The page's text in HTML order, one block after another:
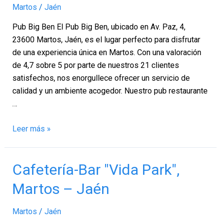
Martos / Jaén
Pub Big Ben El Pub Big Ben, ubicado en Av. Paz, 4,
23600 Martos, Jaén, es el lugar perfecto para disfrutar
de una experiencia única en Martos. Con una valoración
de 4,7 sobre 5 por parte de nuestros 21 clientes
satisfechos, nos enorgullece ofrecer un servicio de
calidad y un ambiente acogedor. Nuestro pub restaurante
…
Ben,
–
Jaén
Leer más »
Cafetería-Bar "Vida Park",
Martos – Jaén
Martos / Jaén
Cafetería-
"Vida
Martos